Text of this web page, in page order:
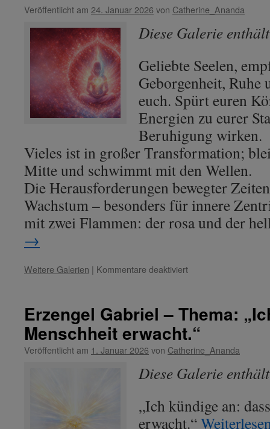
Veröffentlicht am 24. Januar 2026 von Catherine_Ananda
Diese Galerie
Geliebte Seelen,
Geborgenheit,
euch. Spürt euren
Energien zu eurer
Beruhigung wirken.
Vieles ist in großer Transformation;
Mitte und schwimmt mit den Wellen.
Die Herausforderungen bewegter
Wachstum – besonders für innere
mit zwei Flammen: der rosa und der
→
Weitere Galerien | Kommentare deaktiviertfür
Thema:
„Geborgenheit
im
Verschmelzen
Dualität.“
Erzengel Gabriel – Thema:
Menschheit erwacht.“
Veröffentlicht am 1. Januar 2026 von Catherine_Ananda
Diese Galerie
„Ich kündige an:
erwacht.“